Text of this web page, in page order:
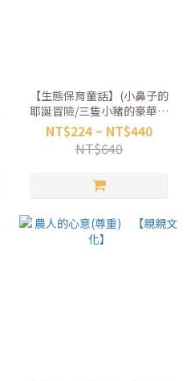
【生態保育童話】(小鼻子的
耶誕冒險/三隻小豬的豪華飯
店) 【康軒】
NT$224 ~ NT$440
NT$640